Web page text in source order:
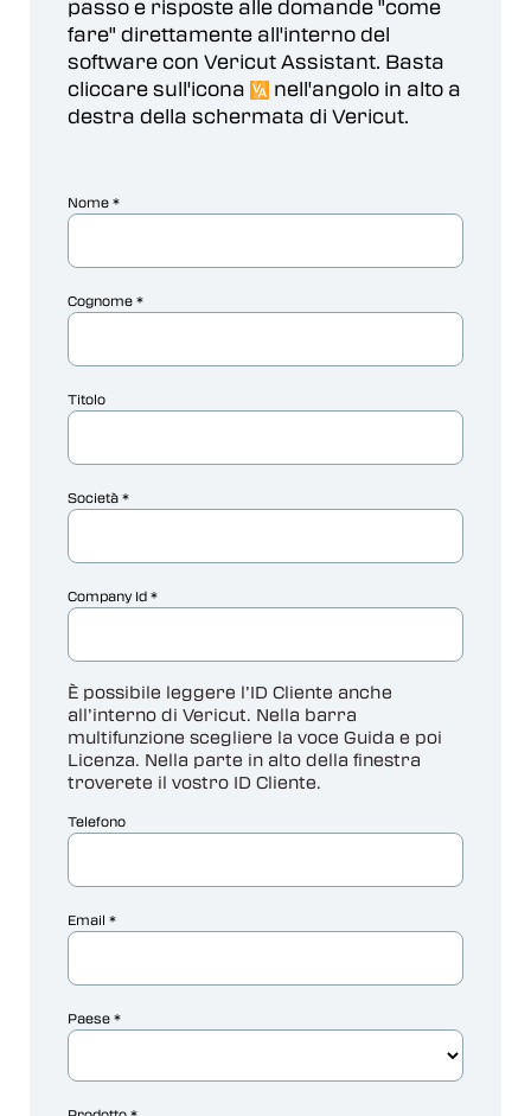
passo e risposte alle domande "come
fare" direttamente all'interno del
software con Vericut Assistant. Basta
cliccare sull'icona
nell'angolo in alto a
destra della schermata di Vericut.